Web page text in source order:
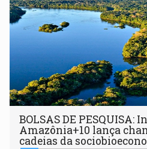
BOLSAS DE PESQUISA:
Amazônia+10 lança
cadeias da